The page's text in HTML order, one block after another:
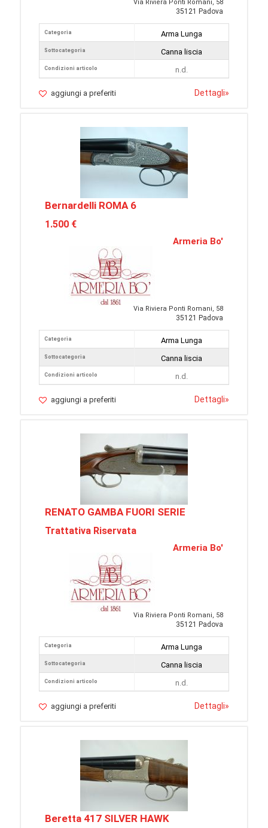
Via Riviera Ponti Romani, 58
35121 Padova
Categoria
Sottocategoria
Condizioni articolo
Arma Lunga
Canna liscia
n.d.
aggiungi a preferiti Dettagli»
Bernardelli ROMA 6
1.500 €
Armeria Bo'
Via Riviera Ponti Romani, 58
35121 Padova
Categoria
Sottocategoria
Condizioni articolo
Arma Lunga
Canna liscia
n.d.
aggiungi a preferiti Dettagli»
RENATO GAMBA FUORI SERIE
Trattativa Riservata
Armeria Bo'
Via Riviera Ponti Romani, 58
35121 Padova
Categoria
Sottocategoria
Condizioni articolo
Arma Lunga
Canna liscia
n.d.
aggiungi a preferiti Dettagli»
Beretta 417 SILVER HAWK